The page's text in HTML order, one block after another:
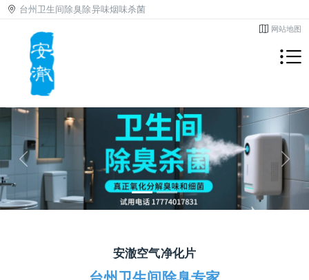
台州卫生间除臭除异味烟味杀菌
网站地图
Previous Next
安澈空气净化片